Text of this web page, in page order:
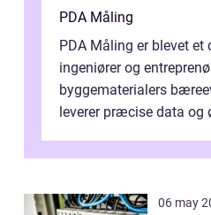
PDA Måling
PDA Måling er blevet
ingeniører og
byggematerialers
leverer præcise data og
06 may